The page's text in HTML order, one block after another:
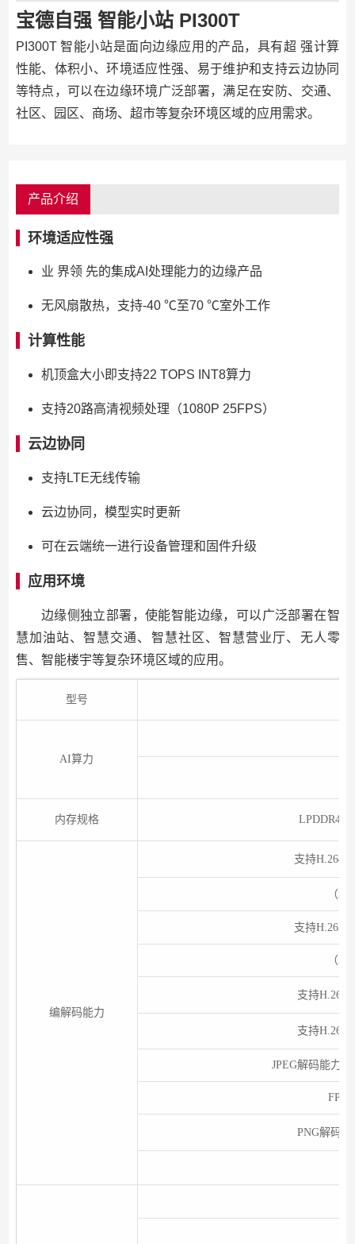
宝德自强 智能小站 PI300T
PI300T 智能小站是面向边缘应用的产品，具有超 强计算
性能、体积小、环境适应性强、易于维护和支持云边协同
等特点，可以在边缘环境广泛部署，满足在安防、交通、
社区、园区、商场、超市等复杂环境区域的应用需求。
产品介绍
环境适应性强
业 界领 先的集成AI处理能力的边缘产品
无风扇散热，支持-40 ℃至70 ℃室外工作
计算性能
机顶盒大小即支持22 TOPS INT8算力
支持20路高清视频处理（1080P 25FPS）
云边协同
支持LTE无线传输
云边协同，模型实时更新
可在云端统一进行设备管理和固件升级
应用环境
边缘侧独立部署，使能智能边缘，可以广泛部署在智
慧加油站、智慧交通、智慧社区、智慧营业厅、无人零
售、智能楼宇等复杂环境区域的应用。
型号
AI算力
内存规格 LPDDR4X
编解码能力
支持H.264
（2
支持H.265
（2
支持H.264
支持H.265
JPEG解码能力
FPS
PNG解码能